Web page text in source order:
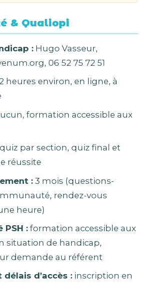
& Qualiopi
:Hugo Vasseur,
06 52 75 72 51
heures environ, en ligne, à
formation accessible aux
par section, quiz final et
réussite
:3 mois (questions-
rendez-vous
heure)
PSH :formation accessible aux
situation de handicap,
demande au référent
d’accès :inscription en